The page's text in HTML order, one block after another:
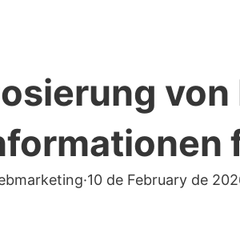
·10 de February de